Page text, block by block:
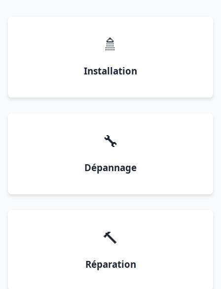
🚿
Installation
🔧
Dépannage
🔨
Réparation